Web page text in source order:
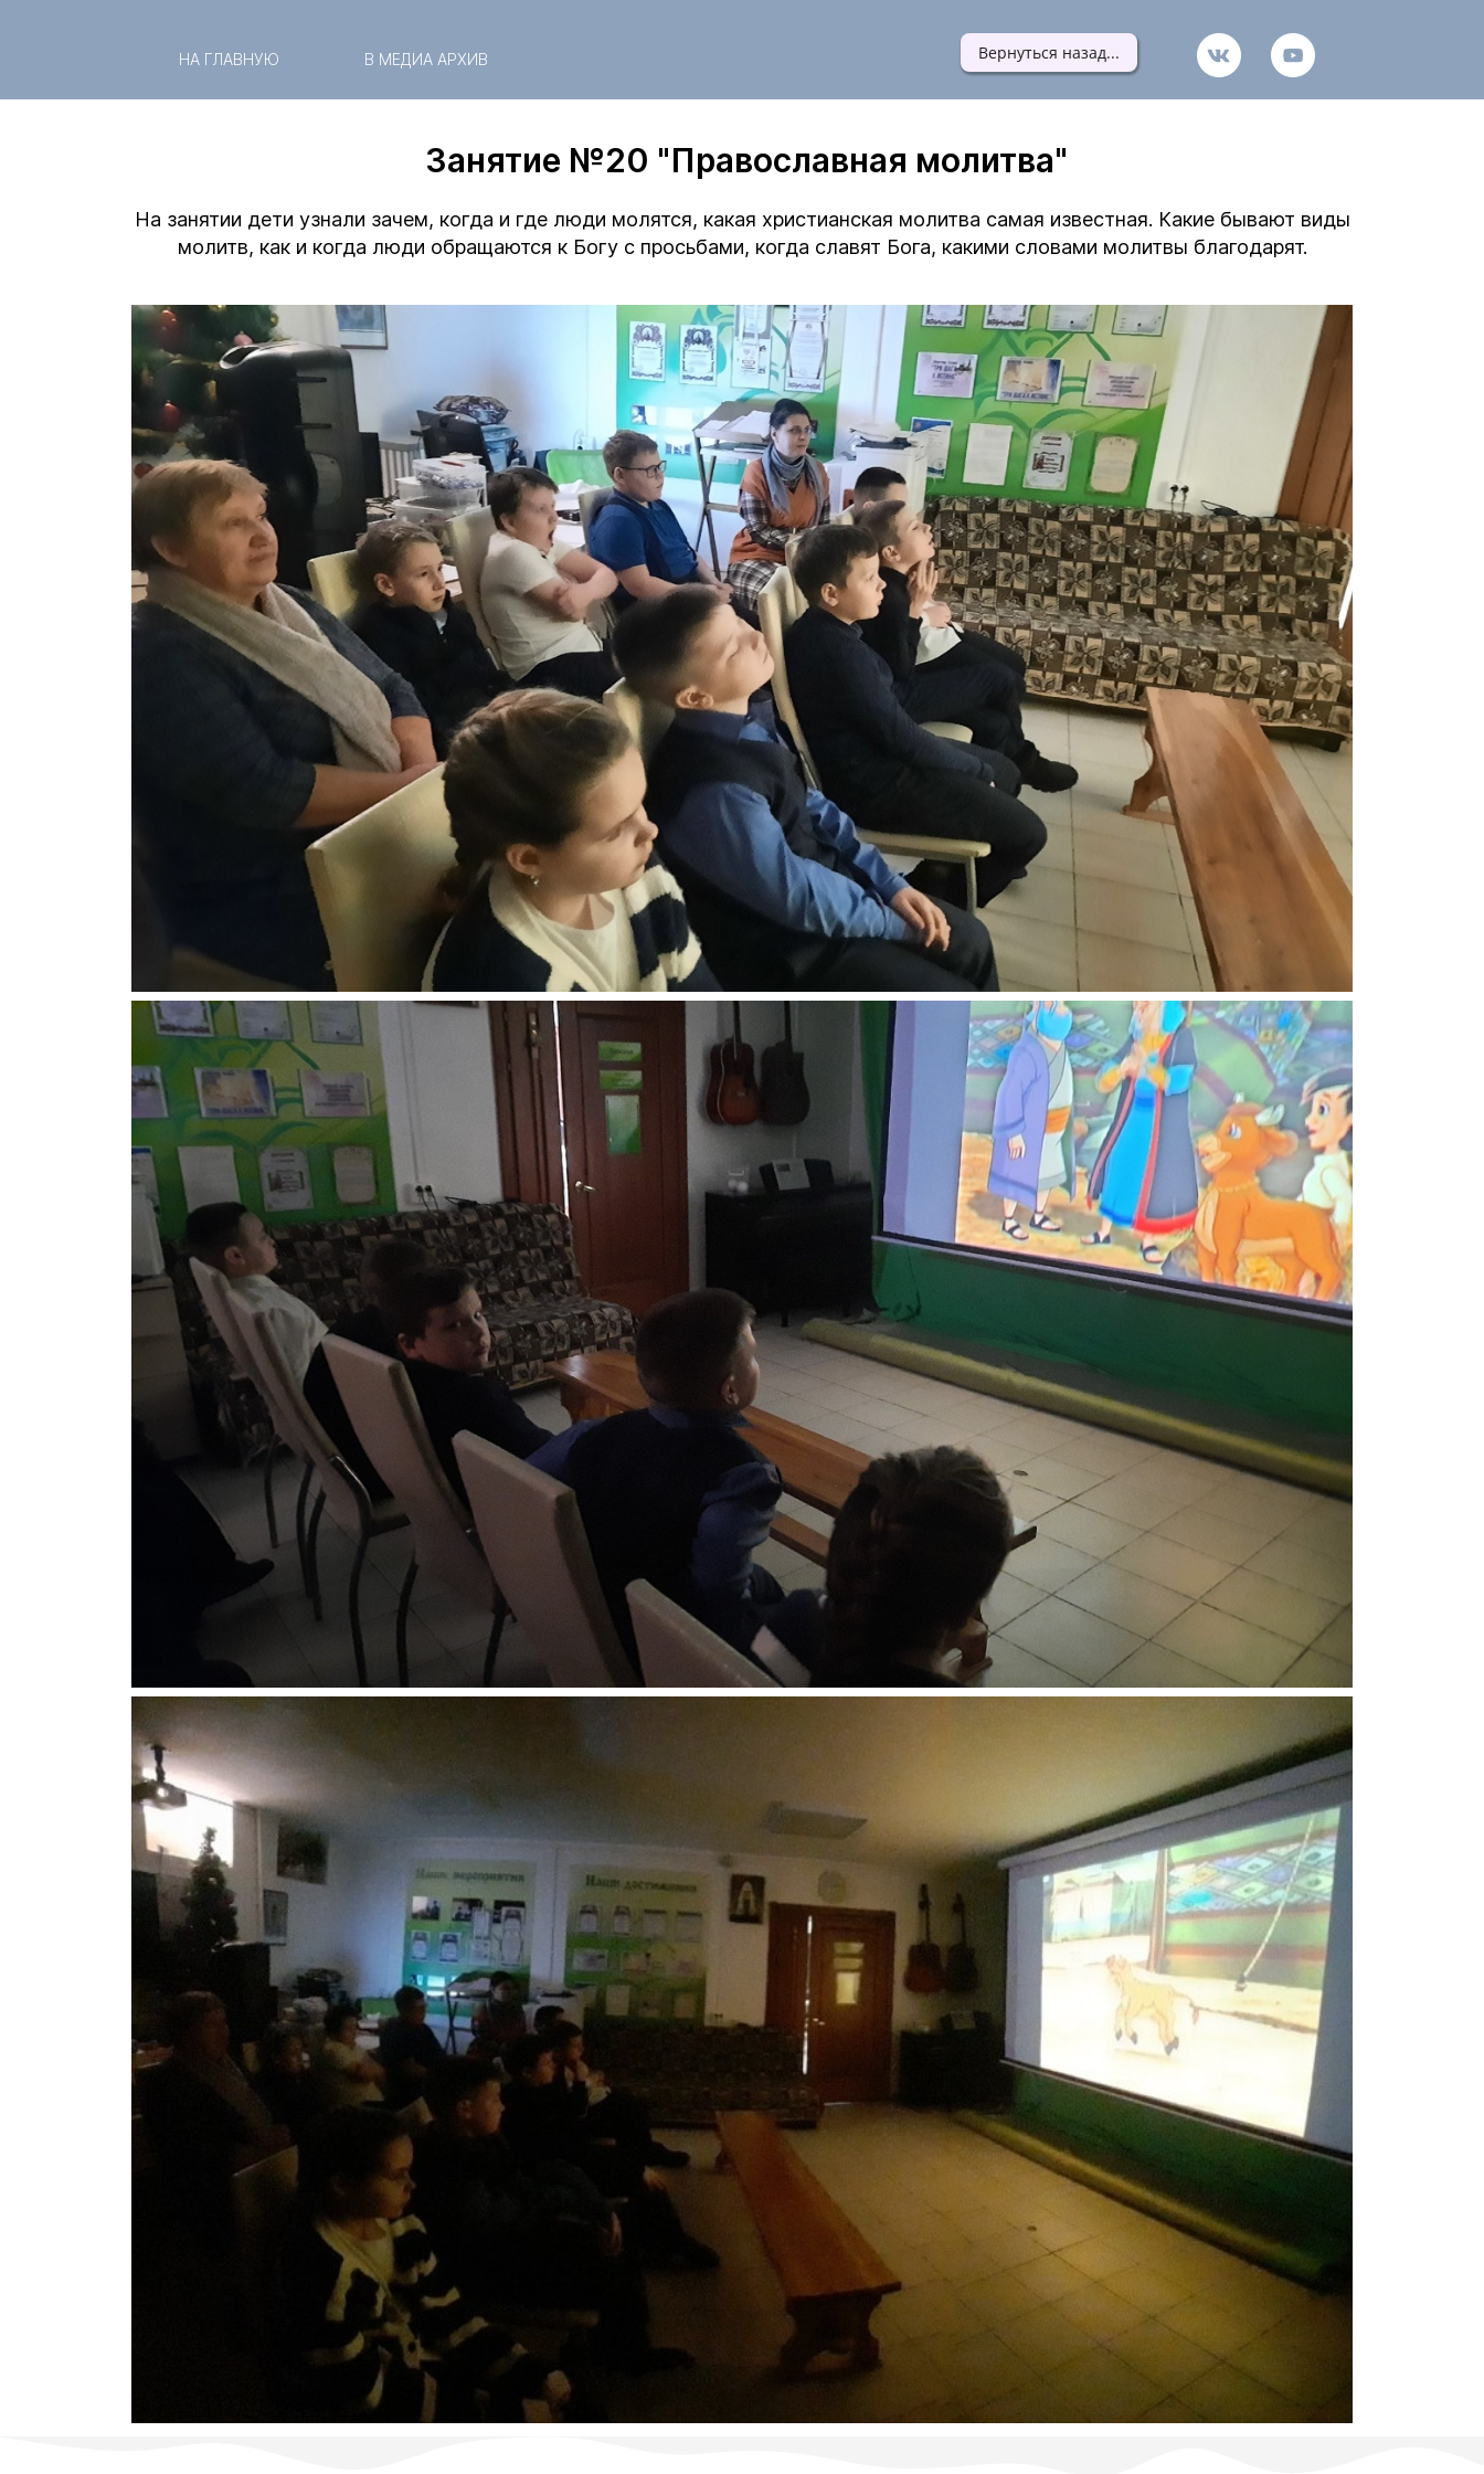
НА ГЛАВНУЮ В МЕДИА АРХИВ Вернуться назад...
Занятие №20 "Православная молитва"
На занятии дети узнали зачем, когда и где люди молятся, какая христианская молитва самая известная. Какие бывают виды
молитв, как и когда люди обращаются к Богу с просьбами, когда славят Бога, какими словами молитвы благодарят.